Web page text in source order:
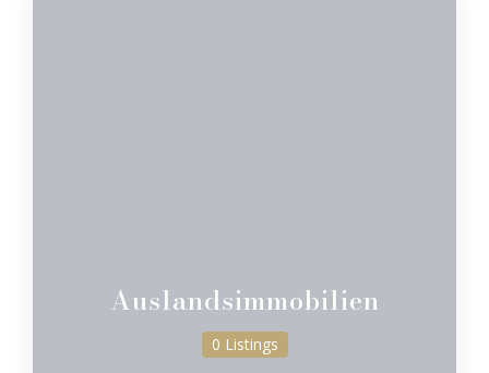
Auslandsimmobilien
0 Listings